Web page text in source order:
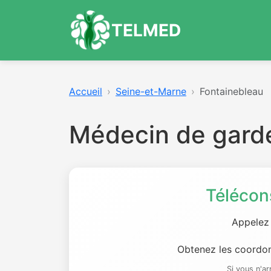
TELMED
Accueil Seine-et-Marne Fontainebleau
Médecin de
Obtenez les
Si vous